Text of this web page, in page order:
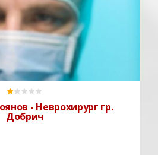
е специалист по
пациенти и в МБАЛ Добрич -
и в Неврохирургия на МБАЛ
контакти
- Неврохирург гр.
Добрич